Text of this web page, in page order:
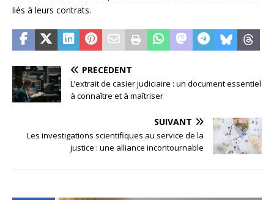
liés à leurs contrats.
PRÉCÉDENT
L’extrait de casier judiciaire : un document essentiel
à connaître et à maîtriser
SUIVANT
Les investigations scientifiques au service de la
justice : une alliance incontournable